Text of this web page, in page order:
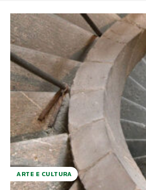
ARTE E CULTURA